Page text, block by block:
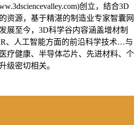
创立，结合3D
资源，基于精湛的制造业专家智囊网
展至今，3D科学谷内容涵盖增材制
、人工智能方面的前沿科学技术…与
疗健康、半导体芯片、先进材料、个
级密切相关。